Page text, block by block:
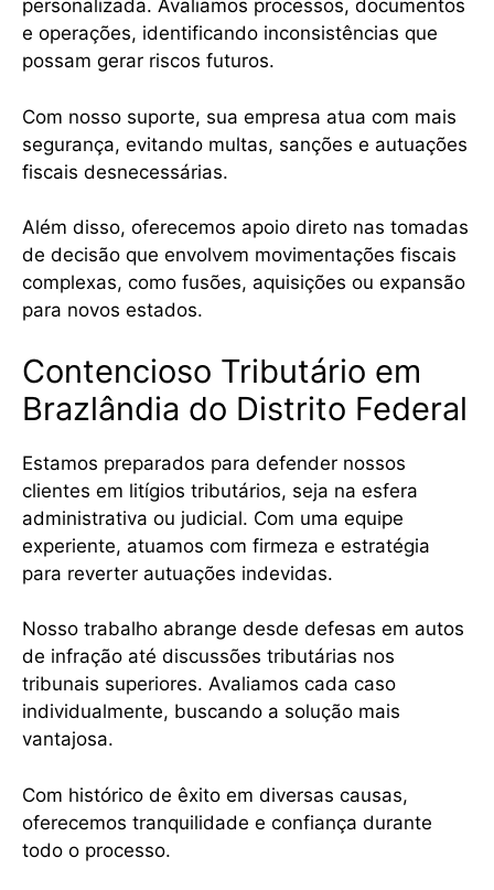
personalizada. Avaliamos processos, documentos
e operações, identificando inconsistências que
possam gerar riscos futuros.
Com nosso suporte, sua empresa atua com mais
segurança, evitando multas, sanções e autuações
fiscais desnecessárias.
Além disso, oferecemos apoio direto nas tomadas
de decisão que envolvem movimentações fiscais
complexas, como fusões, aquisições ou expansão
para novos estados.
Contencioso Tributário em
Brazlândia do Distrito Federal
Estamos preparados para defender nossos
clientes em litígios tributários, seja na esfera
administrativa ou judicial. Com uma equipe
experiente, atuamos com firmeza e estratégia
para reverter autuações indevidas.
Nosso trabalho abrange desde defesas em autos
de infração até discussões tributárias nos
tribunais superiores. Avaliamos cada caso
individualmente, buscando a solução mais
vantajosa.
Com histórico de êxito em diversas causas,
oferecemos tranquilidade e confiança durante
todo o processo.